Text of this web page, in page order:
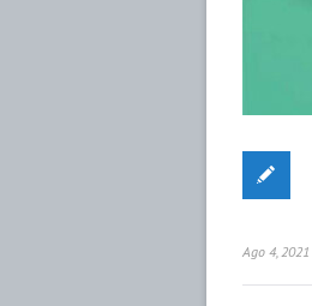
Ago 4, 2021